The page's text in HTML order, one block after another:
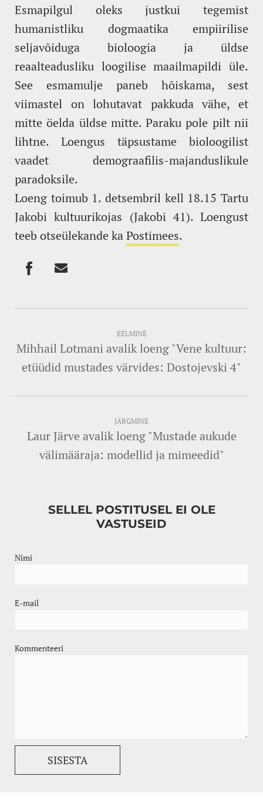
Esmapilgul oleks justkui tegemist
humanistliku dogmaatika empiirilise
seljavõiduga bioloogia ja üldse
reaalteadusliku loogilise maailmapildi üle.
See esmamulje paneb hõiskama, sest
viimastel on lohutavat pakkuda vähe, et
mitte öelda üldse mitte. Paraku pole pilt nii
lihtne. Loengus täpsustame bioloogilist
vaadet demograafilis-majanduslikule
paradoksile.
Loeng toimub 1. detsembril kell 18.15 Tartu
Jakobi kultuurikojas (Jakobi 41). Loengust
teeb otseülekande kaPostimees.
EELMINE
Mihhail Lotmani avalik loeng "Vene kultuur:
etüüdid mustades värvides: Dostojevski 4"
JÄRGMINE
Laur Järve avalik loeng "Mustade aukude
välimääraja: modellid ja mimeedid"
SELLEL POSTITUSEL EI OLE
VASTUSEID
Nimi
E-mail
Kommenteeri